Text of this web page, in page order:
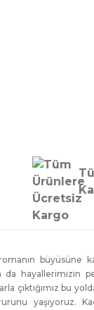
büyüsüne
da hayallerimizin
çıktığımız bu
yaşıyoruz.